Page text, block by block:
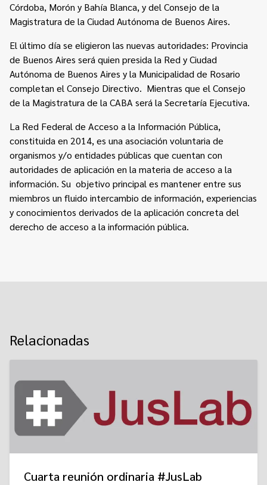
Córdoba, Morón y Bahía Blanca, y del Consejo de la
Magistratura de la Ciudad Autónoma de Buenos Aires.
El último día se eligieron las nuevas autoridades: Provincia
de Buenos Aires será quien presida la Red y Ciudad
Autónoma de Buenos Aires y la Municipalidad de Rosario
completan el Consejo Directivo. Mientras que el Consejo
de la Magistratura de la CABA será la Secretaría Ejecutiva.
La Red Federal de Acceso a la Información Pública,
constituida en 2014, es una asociación voluntaria de
organismos y/o entidades públicas que cuentan con
autoridades de aplicación en la materia de acceso a la
información. Su objetivo principal es mantener entre sus
miembros un fluido intercambio de información, experiencias
y conocimientos derivados de la aplicación concreta del
derecho de acceso a la información pública.
Relacionadas
Cuarta reunión ordinaria #JusLab